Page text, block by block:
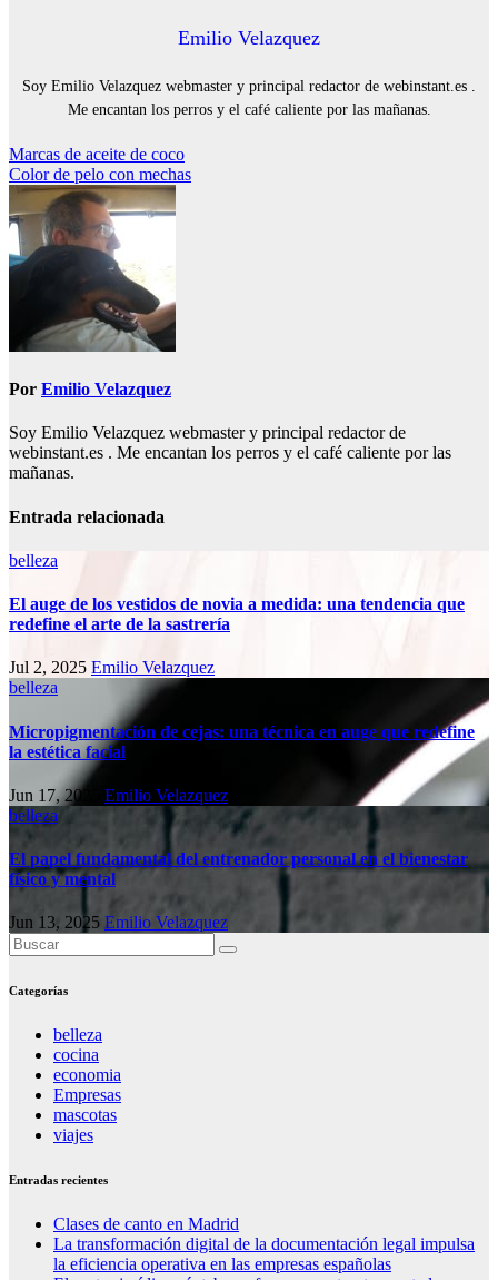
Emilio Velazquez
Soy Emilio Velazquez webmaster y principal redactor de webinstant.es .
Me encantan los perros y el café caliente por las mañanas.
Navegación
de
entradas
Marcas de aceite de coco
Color de pelo con mechas
Por Emilio Velazquez
Soy Emilio Velazquez webmaster y principal redactor de
webinstant.es . Me encantan los perros y el café caliente por las
mañanas.
Entrada relacionada
belleza
El auge de los vestidos de novia a medida: una tendencia que
redefine el arte de la sastrería
Jul 2, 2025 Emilio Velazquez
belleza
Micropigmentación de cejas: una técnica en auge que redefine
la estética facial
Jun 17, 2025 Emilio Velazquez
belleza
El papel fundamental del entrenador personal en el bienestar
físico y mental
Jun 13, 2025 Emilio Velazquez
Categorías
belleza
cocina
economia
Empresas
mascotas
viajes
Entradas recientes
Clases de canto en Madrid
La transformación digital de la documentación legal impulsa
la eficiencia operativa en las empresas españolas